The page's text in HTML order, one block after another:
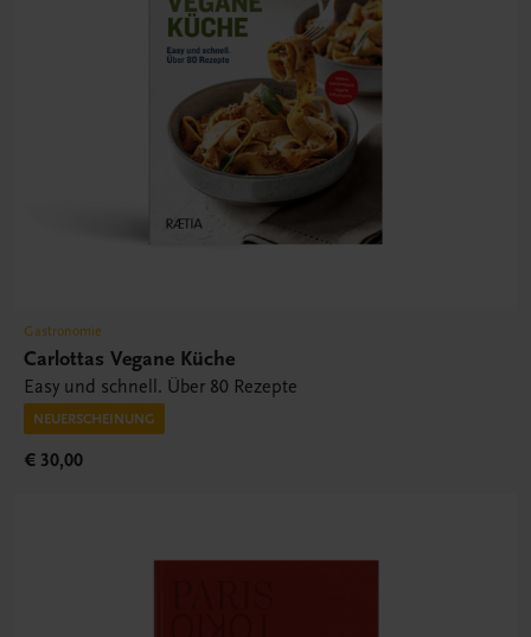
Gastronomie
Carlottas Vegane Küche
Easy und schnell. Über 80 Rezepte
NEUERSCHEINUNG
€ 30,00